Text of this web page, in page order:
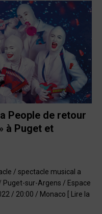
People de retour
à Puget et
/ spectacle musical a
Puget-sur-Argens / Espace
/ 20:00 / Monaco
[ Lire la